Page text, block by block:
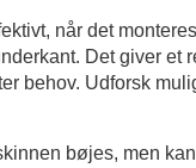
når det
Det giver et
behov. Udforsk
bøjes, men